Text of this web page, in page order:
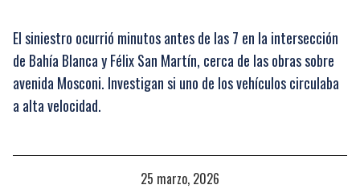
El siniestro ocurrió minutos antes de las 7 en la intersección
de Bahía Blanca y Félix San Martín, cerca de las obras sobre
avenida Mosconi. Investigan si uno de los vehículos circulaba
a alta velocidad.
25 marzo, 2026